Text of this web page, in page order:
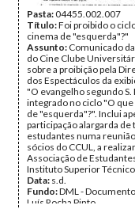
Pasta:04455.002.007
Título:Foi proibido o
cinema de "esquerda"?"
Assunto: Comunicado
do Cine Clube
sobre a proibição pela
dos Espectáculos da
"O evangelho segundo
integrado no ciclo "O que
de "esquerda"?". Inclui
participação alargarda de
estudantes numa
sócios do CCUL, a
Associação de
Instituto Superior
Data: s.d.
Fundo:DML -
Luís Rocha Pinto